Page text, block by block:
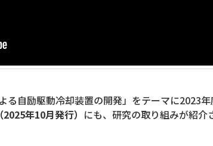
自励駆動冷却装置の開発」をテーマに2023
2025年10月発行） にも、研究の取り組みが紹介